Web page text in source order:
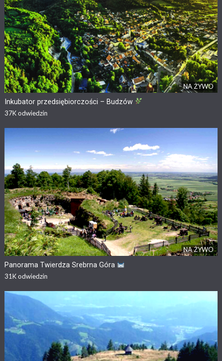
NA ŻYWO
Inkubator przedsiębiorczości – Budzów
37Kodwiedzin
NA ŻYWO
Panorama Twierdza Srebrna Góra
31Kodwiedzin